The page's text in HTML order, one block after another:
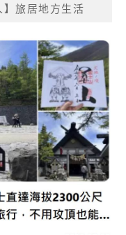
】旅居地方生活